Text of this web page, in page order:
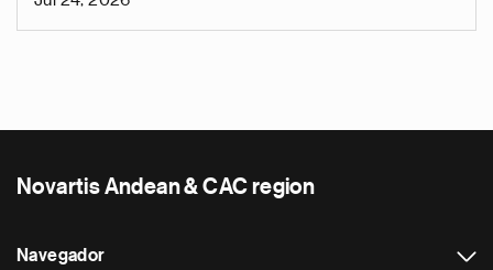
Novartis Andean & CAC region
Navegador